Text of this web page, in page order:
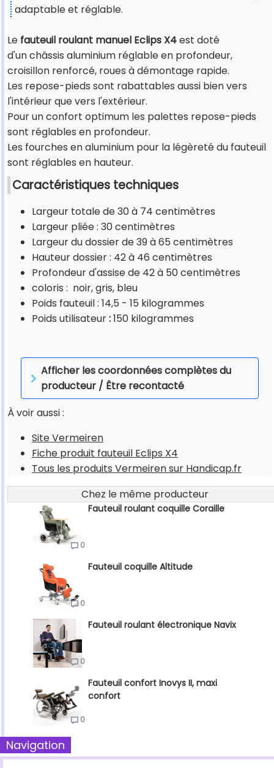
adaptable et réglable.
Le fauteuil roulant manuel Eclips X4est doté
d'un châssis aluminium réglable en profondeur,
croisillon renforcé, roues à démontage rapide.
Les repose-pieds sont rabattables aussi bien vers
l'intérieur que vers l'extérieur.
Pour un confort optimum les palettes repose-pieds
sont réglables en profondeur.
Les fourches en aluminium pour la légèreté du fauteuil
sont réglables en hauteur.
Caractéristiques techniques
Largeur totale de 30 à 74 centimètres
Largeur pliée : 30 centimètres
Largeur du dossier de 39 à 65 centimètres
Hauteur dossier : 42 à 46 centimètres
Profondeur d'assise de 42 à 50 centimètres
coloris : noir, gris, bleu
Poids fauteuil : 14,5 - 15 kilogrammes
Poids utilisateur:150 kilogrammes
Afficher les coordonnées complètes du
producteur / Être recontacté
À voir aussi :
Site Vermeiren
Fiche produit fauteuil Eclips X4
Tous les produits Vermeiren sur Handicap.fr
Chez le même producteur
Fauteuil roulant coquille Coraille
0
Fauteuil coquille Altitude
0
Fauteuil roulant électronique Navix
0
Fauteuil confort Inovys II, maxi
confort
0
Navigation